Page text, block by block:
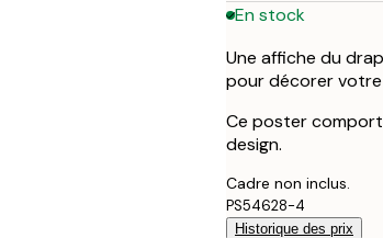
70x100 cm
En stock
Une affiche du
pour décorer votre
Ce poster
design.
Cadre non inclus.
PS54628-4
Historique des prix